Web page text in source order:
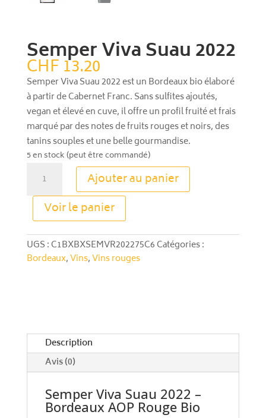
Semper Viva Suau 2022
CHF13.20
Semper Viva Suau 2022 est un Bordeaux bio élaboré
à partir de Cabernet Franc. Sans sulfites ajoutés,
vegan et élevé en cuve, il offre un profil fruité et frais
marqué par des notes de fruits rouges et noirs, des
tanins souples et une belle gourmandise.
5 en stock (peut être commandé)
Semper
Suau
2022
Ajouter au panier
Voir le panier
A
l
e
r
e
:
UGS :C1BXBXSEMVR202275C6Catégories :
Bordeaux,Vins,Vins rouges
Description
Avis (0)
Semper Viva Suau 2022 –
Bordeaux AOP Rouge Bio